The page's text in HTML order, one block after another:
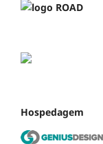
Hospedagem